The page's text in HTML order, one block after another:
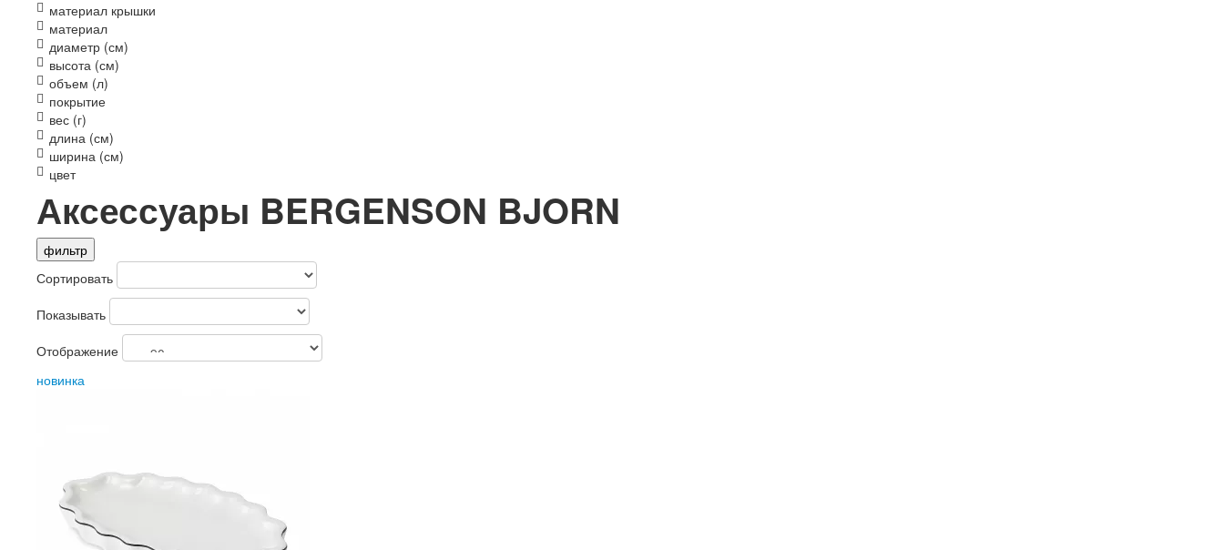
материал крышки
материал
диаметр (см)
высота (см)
объем (л)
покрытие
вес (г)
длина (см)
ширина (см)
цвет
Аксессуары BERGENSON BJORN
фильтр
Сортировать
Показывать
Отображение
новинка